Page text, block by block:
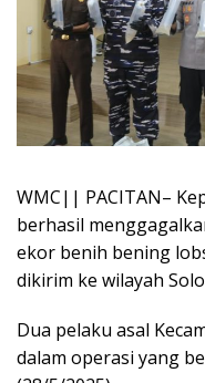
WMC|| PACITAN–
berhasil
ekor benih bening
dikirim ke wilayah
Dua pelaku asal
dalam operasi yang